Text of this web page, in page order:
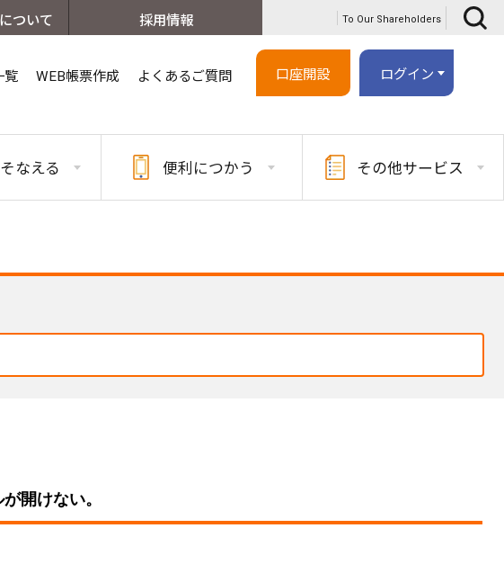
ついて 採用情報 To Our Shareholders
覧 WEB帳票作成 よくあるご質問 口座開設 ログイン
そなえる 便利につかう その他サービス
開けない。